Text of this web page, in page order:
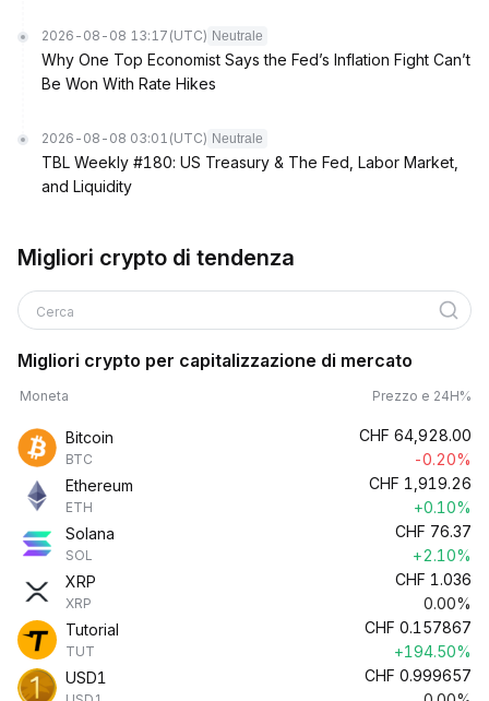
2026-08-08 13:17 (UTC) Neutrale
Why One Top Economist Says the Fed’s Inflation Fight Can’t
Be Won With Rate Hikes
2026-08-08 03:01 (UTC) Neutrale
TBL Weekly #180: US Treasury & The Fed, Labor Market,
and Liquidity
Migliori crypto di tendenza
Cerca
Migliori crypto per capitalizzazione di mercato
Moneta Prezzo e 24H%
Bitcoin
BTC
CHF 64,928.00
-0.20%
Ethereum
ETH
CHF 1,919.26
+0.10%
Solana
SOL
CHF 76.37
+2.10%
XRP
XRP
CHF 1.036
0.00%
Tutorial
TUT
CHF 0.157867
+194.50%
USD1
CHF 0.999657